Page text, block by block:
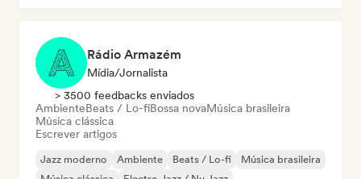
Rádio Armazém
Mídia/Jornalista
> 3500 feedbacks enviados
AmbienteBeats / Lo-fiBossa novaMúsica brasileira
Música clássica
Escrever artigos
Jazz moderno Ambiente Beats / Lo-fi
Música brasileira